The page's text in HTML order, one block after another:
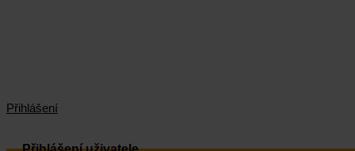
Přihlášení